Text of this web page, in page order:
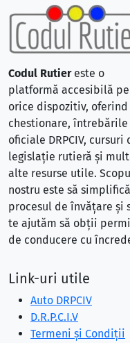
Codul Rutiereste o
platformă accesibilă pe
orice dispozitiv, oferind
chestionare, întrebările
oficiale DRPCIV, cursuri
legislație rutieră și
alte resurse utile.
nostru este să
procesul de învățare și
te ajutăm să obții
de conducere cu
Link-uri utile
Auto DRPCIV
D.R.P.C.I.V
Termeni și Condiții